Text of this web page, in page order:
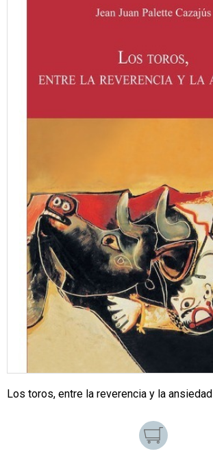
Los toros, entre la reverencia y la ansiedad